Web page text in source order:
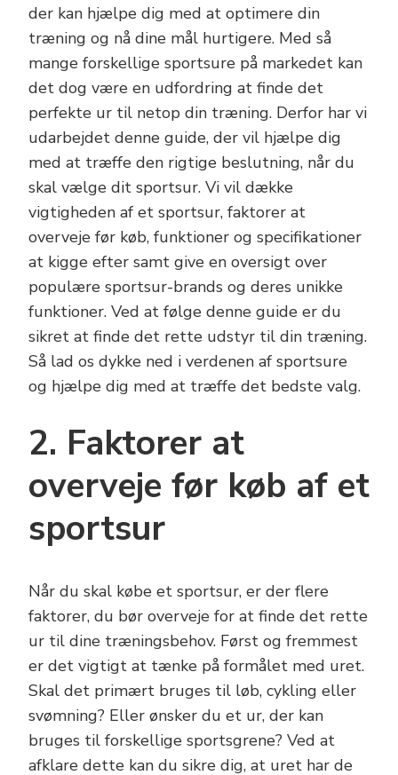
der kan hjælpe dig med at optimere din
træning og nå dine mål hurtigere. Med så
mange forskellige sportsure på markedet kan
det dog være en udfordring at finde det
perfekte ur til netop din træning. Derfor har vi
udarbejdet denne guide, der vil hjælpe dig
med at træffe den rigtige beslutning, når du
skal vælge dit sportsur. Vi vil dække
vigtigheden af et sportsur, faktorer at
overveje før køb, funktioner og specifikationer
at kigge efter samt give en oversigt over
populære sportsur-brands og deres unikke
funktioner. Ved at følge denne guide er du
sikret at finde det rette udstyr til din træning.
Så lad os dykke ned i verdenen af sportsure
og hjælpe dig med at træffe det bedste valg.
2. Faktorer at
overveje før køb af et
sportsur
Når du skal købe et sportsur, er der flere
faktorer, du bør overveje for at finde det rette
ur til dine træningsbehov. Først og fremmest
er det vigtigt at tænke på formålet med uret.
Skal det primært bruges til løb, cykling eller
svømning? Eller ønsker du et ur, der kan
bruges til forskellige sportsgrene? Ved at
afklare dette kan du sikre dig, at uret har de